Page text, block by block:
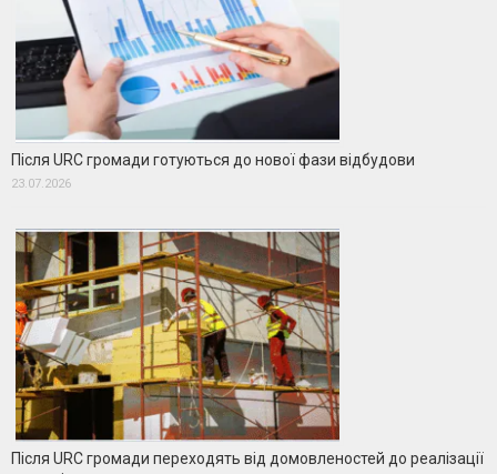
Після URC громади готуються до нової фази відбудови
23.07.2026
Після URC громади переходять від домовленостей до реалізації